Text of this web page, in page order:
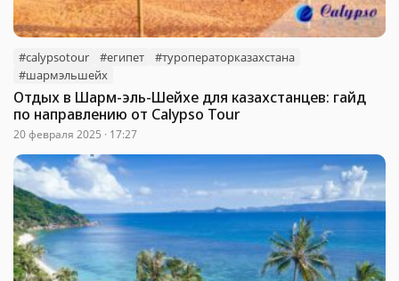
#calypsotour #египет
#туроператорказахстана
#шармэльшейх
Отдых в Шарм-эль-Шейхе для казахстанцев: гайд
по направлению от Calypso Tour
20 февраля 2025 · 17:27